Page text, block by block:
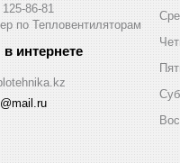
86-81
по Тепловентиляторам